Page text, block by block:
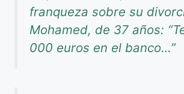
franqueza sobre su
Mohamed, de 37 años:
000 euros en el banco…”